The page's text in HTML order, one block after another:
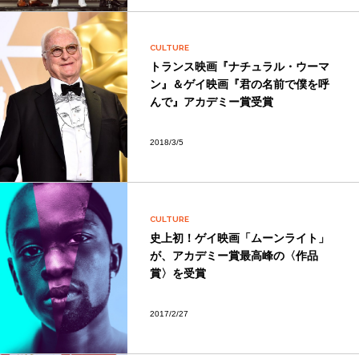
CULTURE
トランス映画『ナチュラル・ウーマ
ン』＆ゲイ映画『君の名前で僕を呼
んで』アカデミー賞受賞
2018/3/5
CULTURE
史上初！ゲイ映画「ムーンライト」
が、アカデミー賞最高峰の〈作品
賞〉を受賞
2017/2/27